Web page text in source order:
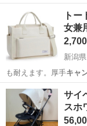
の寮・社宅あり! 引っ
接!電話面接もOK! 魅
格・未経験OK! 年齢...
アルバイト・パート
ト
女兼
新潟
も耐えます。厚手キャ
バストート 帆布 ト…
新潟 新潟市
サイ
スホ